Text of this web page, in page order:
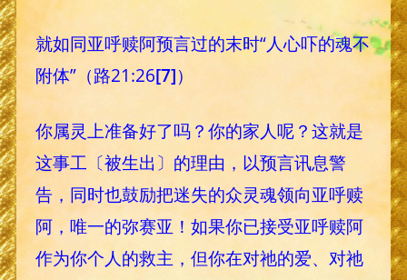
就如同亚呼赎阿预言过的末时“人心吓的魂不
附体”（路21:26[7]）
你属灵上准备好了吗？你的家人呢？这就是
这事工〔被生出〕的理由，以预言讯息警
告，同时也鼓励把迷失的众灵魂领向亚呼赎
阿，唯一的弥赛亚！如果你已接受亚呼赎阿
作为你个人的救主，但你在对祂的爱、对祂